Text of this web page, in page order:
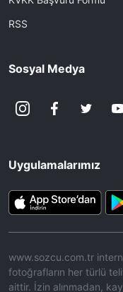
RSS
Sosyal Medya
Uygulamalarımız
www.sozcu.com.tr
fotoğrafların her türlü
aittir. İzin alınmadan,